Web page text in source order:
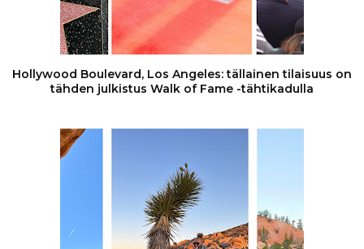
Hollywood Boulevard, Los Angeles: tällainen tilaisuus on
tähden julkistus Walk of Fame -tähtikadulla